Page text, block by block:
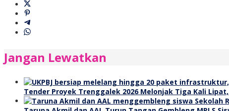
Jangan Lewatkan
Tender Proyek Trenggalek 2026 Melonjak Tiga Kali